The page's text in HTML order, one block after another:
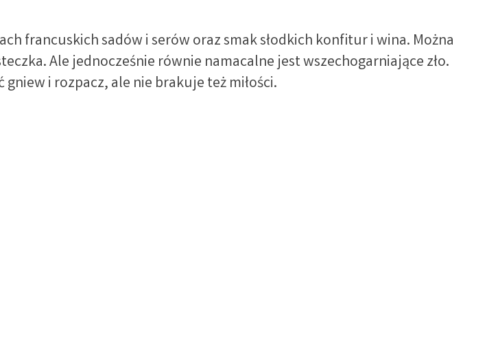
francuskich sadów i serów oraz smak słodkich konfitur i wina. Można
Ale jednocześnie równie namacalne jest wszechogarniające zło.
i rozpacz, ale nie brakuje też miłości.